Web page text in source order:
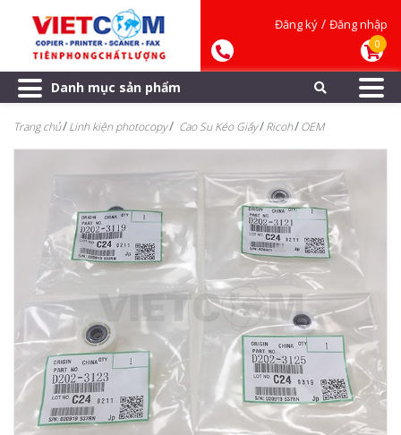
Đăng ký / Đăng nhập
0
Danh mục sản phẩm
Trang chủ Linh kiện photocopy Cao Su Kéo Giấy Ricoh OEM